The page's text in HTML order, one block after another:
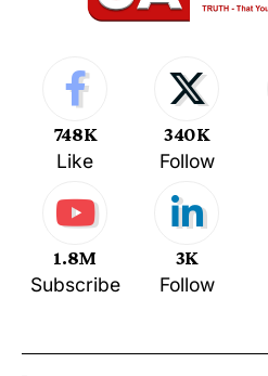
748K
Like
340K
Follow
1.8M
Subscribe
3K
Follow